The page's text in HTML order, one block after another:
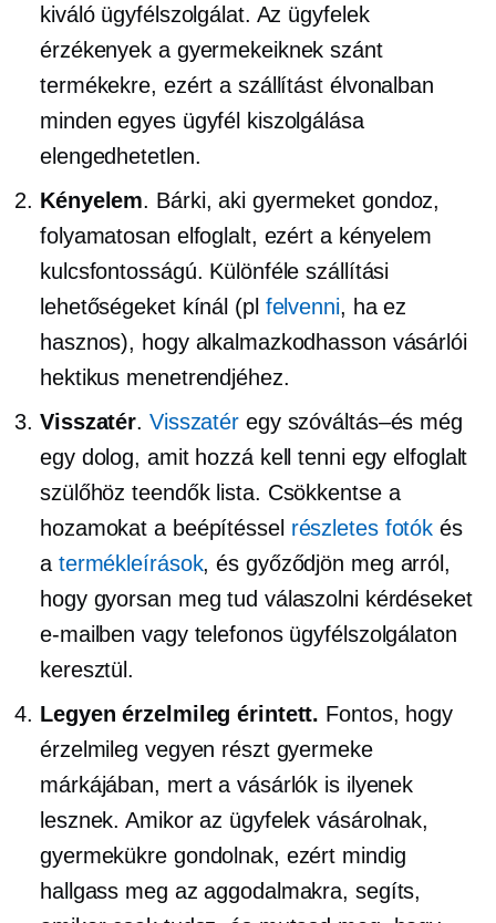
kiváló ügyfélszolgálat. Az ügyfelek
érzékenyek a gyermekeiknek szánt
termékekre, ezért a szállítást élvonalban
minden egyes ügyfél kiszolgálása
elengedhetetlen.
Kényelem. Bárki, aki gyermeket gondoz,
folyamatosan elfoglalt, ezért a kényelem
kulcsfontosságú. Különféle szállítási
lehetőségeket kínál (pl felvenni, ha ez
hasznos), hogy alkalmazkodhasson vásárlói
hektikus menetrendjéhez.
Visszatér. Visszatér egy szóváltás–és még
egy dolog, amit hozzá kell tenni egy elfoglalt
szülőhözteendőklista. Csökkentse a
hozamokat a beépítéssel részletes fotók és
a termékleírások, és győződjön meg arról,
hogy gyorsan meg tud válaszolni kérdéseket
e-mailben vagy telefonos ügyfélszolgálaton
keresztül.
Legyen érzelmileg érintett. Fontos, hogy
érzelmileg vegyen részt gyermeke
márkájában, mert a vásárlók is ilyenek
lesznek. Amikor az ügyfelek vásárolnak,
gyermekükre gondolnak, ezért mindig
hallgass meg az aggodalmakra, segíts,